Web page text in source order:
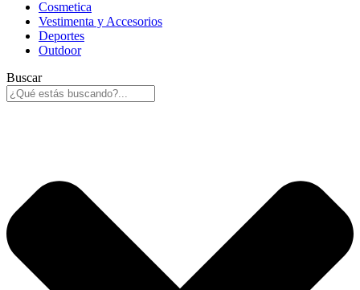
Cosmetica
Vestimenta y Accesorios
Deportes
Outdoor
Buscar